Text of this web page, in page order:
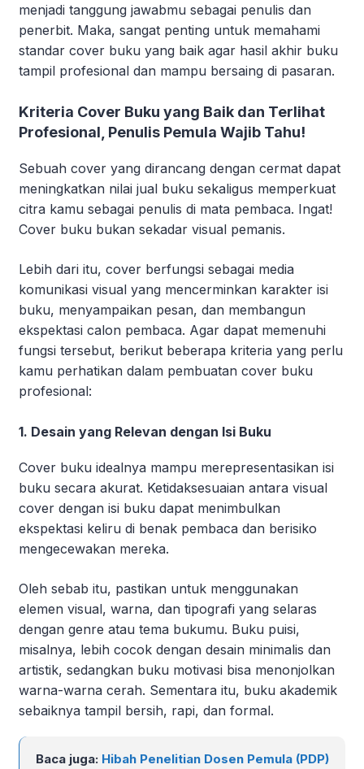
menjadi tanggung jawabmu sebagai penulis dan
penerbit. Maka, sangat penting untuk memahami
standar cover buku yang baik agar hasil akhir buku
tampil profesional dan mampu bersaing di pasaran.
Kriteria Cover Buku yang Baik dan Terlihat
Profesional, Penulis Pemula Wajib Tahu!
Sebuah cover yang dirancang dengan cermat dapat
meningkatkan nilai jual buku sekaligus memperkuat
citra kamu sebagai penulis di mata pembaca. Ingat!
Cover buku bukan sekadar visual pemanis.
Lebih dari itu, cover berfungsi sebagai media
komunikasi visual yang mencerminkan karakter isi
buku, menyampaikan pesan, dan membangun
ekspektasi calon pembaca. Agar dapat memenuhi
fungsi tersebut, berikut beberapa kriteria yang perlu
kamu perhatikan dalam pembuatan cover buku
profesional:
1. Desain yang Relevan dengan Isi Buku
Cover buku idealnya mampu merepresentasikan isi
buku secara akurat. Ketidaksesuaian antara visual
cover dengan isi buku dapat menimbulkan
ekspektasi keliru di benak pembaca dan berisiko
mengecewakan mereka.
Oleh sebab itu, pastikan untuk menggunakan
elemen visual, warna, dan tipografi yang selaras
dengan genre atau tema bukumu. Buku puisi,
misalnya, lebih cocok dengan desain minimalis dan
artistik, sedangkan buku motivasi bisa menonjolkan
warna-warna cerah. Sementara itu, buku akademik
sebaiknya tampil bersih, rapi, dan formal.
Baca juga: Hibah Penelitian Dosen Pemula (PDP)